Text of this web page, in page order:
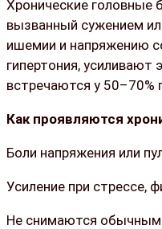
Хронические головные
вызванный сужением
ишемии и напряжению
гипертония,
встречаются у 50–70%
Как проявляются
Боли напряжения или
Усиление при стрессе,
Не снимаются